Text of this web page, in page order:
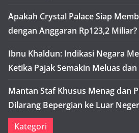
Apakah Crystal Palace Siap
dengan Anggaran Rp123,2 Miliar?
Ibnu Khaldun: Indikasi Negara
Ketika Pajak Semakin Meluas
Mantan Staf Khusus Menag dan
Dilarang Bepergian ke Luar
Kategori